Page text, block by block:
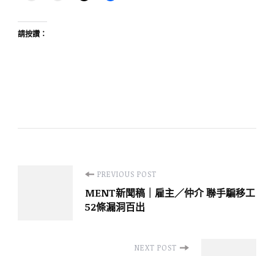
請按讚：
Navigation
PREVIOUS POST
MENT新聞稿｜雇主／仲介 聯手騙移工
52條漏洞百出
NEXT POST